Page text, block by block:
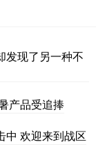
发现了另一种不
产品受追捧
中 欢迎来到战区